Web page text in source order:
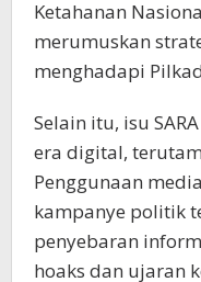
Ketahanan
merumuskan
menghadapi
Selain itu, isu
era digital,
Penggunaan
kampanye politik
penyebaran
hoaks dan ujaran